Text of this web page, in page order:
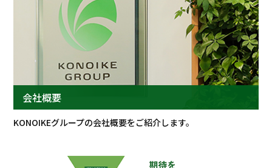
JP お問い合わせ
会社概要
KONOIKEグループの会社概要をご紹介します。